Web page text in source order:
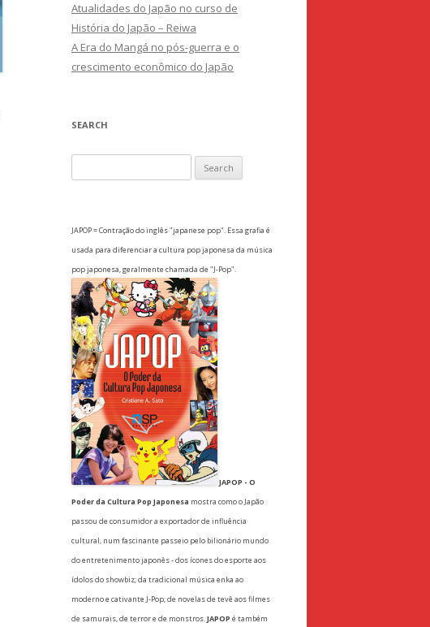
Atualidades do Japão no curso de
História do Japão – Reiwa
A Era do Mangá no pós-guerra e o
crescimento econômico do Japão
SEARCH
for:
JAPOP = Contração do inglês "japanese pop". Essa grafia é
usada para diferenciar a cultura pop japonesa da música
pop japonesa, geralmente chamada de "J-Pop".
JAPOP - O
Poder da Cultura Pop Japonesa mostra como o Japão
passou de consumidor a exportador de influência
cultural, num fascinante passeio pelo bilionário mundo
do entretenimento japonês - dos ícones do esporte aos
ídolos do showbiz; da tradicional música enka ao
moderno e cativante J-Pop; de novelas de tevê aos filmes
de samurais, de terror e de monstros.JAPOP é também